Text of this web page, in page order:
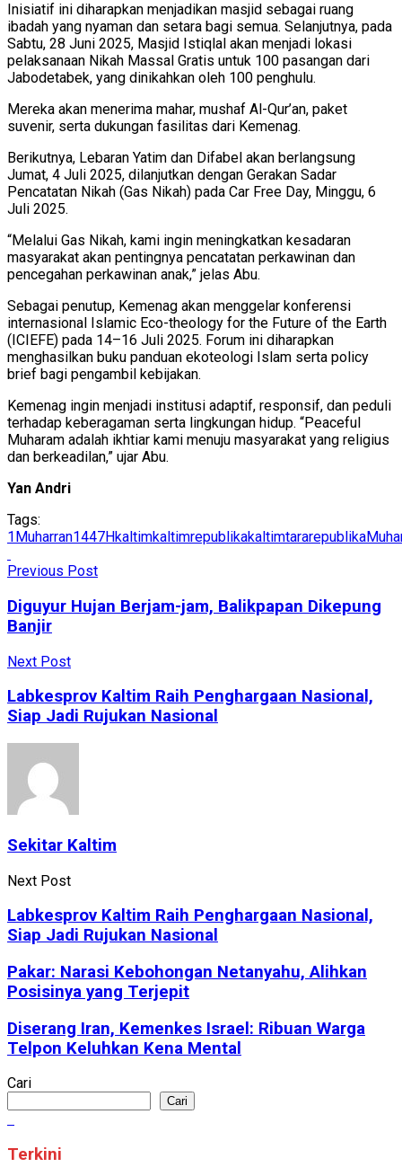
Inisiatif ini diharapkan menjadikan masjid sebagai ruang
ibadah yang nyaman dan setara bagi semua. Selanjutnya, pada
Sabtu, 28 Juni 2025, Masjid Istiqlal akan menjadi lokasi
pelaksanaan Nikah Massal Gratis untuk 100 pasangan dari
Jabodetabek, yang dinikahkan oleh 100 penghulu.
Mereka akan menerima mahar, mushaf Al-Qur’an, paket
suvenir, serta dukungan fasilitas dari Kemenag.
Berikutnya, Lebaran Yatim dan Difabel akan berlangsung
Jumat, 4 Juli 2025, dilanjutkan dengan Gerakan Sadar
Pencatatan Nikah (Gas Nikah) pada Car Free Day, Minggu, 6
Juli 2025.
“Melalui Gas Nikah, kami ingin meningkatkan kesadaran
masyarakat akan pentingnya pencatatan perkawinan dan
pencegahan perkawinan anak,” jelas Abu.
Sebagai penutup, Kemenag akan menggelar konferensi
internasional Islamic Eco-theology for the Future of the Earth
(ICIEFE) pada 14–16 Juli 2025. Forum ini diharapkan
menghasilkan buku panduan ekoteologi Islam serta policy
brief bagi pengambil kebijakan.
Kemenag ingin menjadi institusi adaptif, responsif, dan peduli
terhadap keberagaman serta lingkungan hidup. “Peaceful
Muharam adalah ikhtiar kami menuju masyarakat yang religius
dan berkeadilan,” ujar Abu.
Yan Andri
Tags:
1Muharran1447H kaltimkaltimrepublikakaltimtararepublika
Previous Post
Diguyur Hujan Berjam-jam, Balikpapan Dikepung
Banjir
Next Post
Labkesprov Kaltim Raih Penghargaan Nasional,
Siap Jadi Rujukan Nasional
Sekitar Kaltim
Next Post
Labkesprov Kaltim Raih Penghargaan Nasional,
Siap Jadi Rujukan Nasional
Pakar: Narasi Kebohongan Netanyahu, Alihkan
Posisinya yang Terjepit
Diserang Iran, Kemenkes Israel: Ribuan Warga
Telpon Keluhkan Kena Mental
Cari
Cari
Terkini